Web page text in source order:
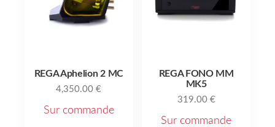
REGA Aphelion 2 MC
4,350.00€
Sur commande
REGA FONO MM
MK5
319.00 €
Sur commande